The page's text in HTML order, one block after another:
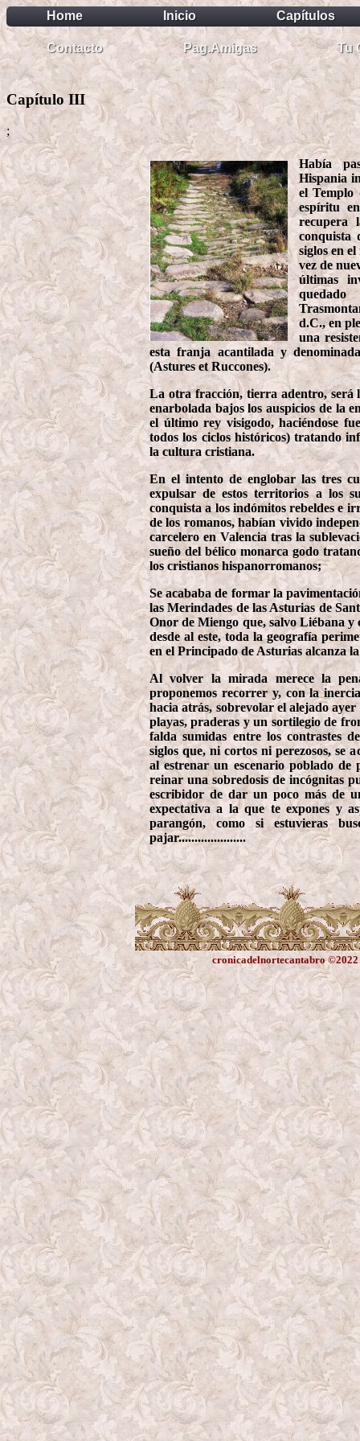
Home Inicio Capítulos
Contacto Pag.Amigas Tu
Capítulo III
;
Había
Hispania
el Templo
espíritu
recupera
conquista
siglos en
vez de
últimas
d.C., en
una
esta franja acantilada y
(Astures et Ruccones).
La otra fracción, tierra adentro, será
enarbolada bajos los auspicios de la
el último rey visigodo, haciéndose
todos los ciclos históricos) tratando
la cultura cristiana.
En el intento de englobar las tres
expulsar de estos territorios a los
conquista a los indómitos rebeldes e
de los romanos, habían vivido
carcelero en Valencia tras la
sueño del bélico monarca godo
los cristianos hispanorromanos;
Se acababa de formar la
las Merindades de las Asturias de
Onor de Miengo que, salvo Liébana y
desde al este, toda la geografía
en el Principado de Asturias alcanza
Al volver la mirada merece la
proponemos recorrer y, con la
hacia atrás, sobrevolar el alejado
playas, praderas y un sortilegio de
falda sumidas entre los contrastes
siglos que, ni cortos ni perezosos, se
al estrenar un escenario poblado de
reinar una sobredosis de incógnitas
escribidor de dar un poco más de
expectativa a la que te expones y
parangón, como si estuvieras
pajar.....................
cronicadelnortecantabro